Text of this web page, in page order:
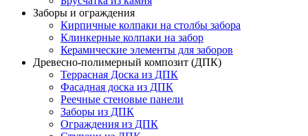
Заборы и ограждения
Кирпичные колпаки на столбы забора
Клинкерные колпаки на забор
Керамические элементы для заборов
Древесно-полимерный композит (ДПК)
Террасная Доска из ДПК
Фасадная доска из ДПК
Реечные стеновые панели
Заборы из ДПК
Ограждения из ДПК